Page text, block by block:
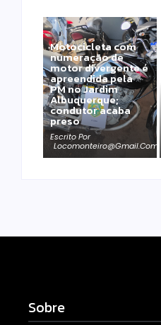
Motocicleta com
numeração de
motor divergente é
apreendida pela
PM no Jardim
Albuquerque;
condutor acaba
preso
Escrito Por
Locomonteiro@gmail.com
Sobre